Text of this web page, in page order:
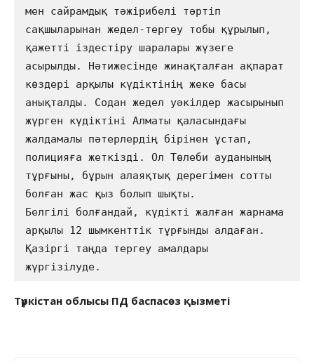
мен сайрамдық тәжірибелі тәртіп
сақшыларынан жедел-тергеу тобы құрылып,
қажетті іздестіру шаралары жүзеге
асырылды. Нәтижесінде жинақталған ақпарат
көздері арқылы күдіктінің жеке басы
анықталды. Содан жедел уәкілдер жасырынып
жүрген күдіктіні Алматы қаласындағы
жалдамалы пәтерлердің бірінен ұстап,
полицияға жеткізді. Ол Төлеби ауданының
тұрғыны, бұрын алаяқтық дерегімен сотты
болған жас қыз болып шықты.
Белгілі болғандай, күдікті жалған жарнама
арқылы 12 шымкенттік тұрғынды алдаған.
Қазіргі таңда тергеу амалдары
жүргізілуде.
Түркістан облысы ПД баспасөз қызметі